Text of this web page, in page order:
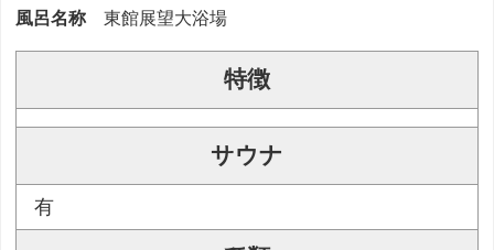
風呂名称 東館展望大浴場
特徴
サウナ
有